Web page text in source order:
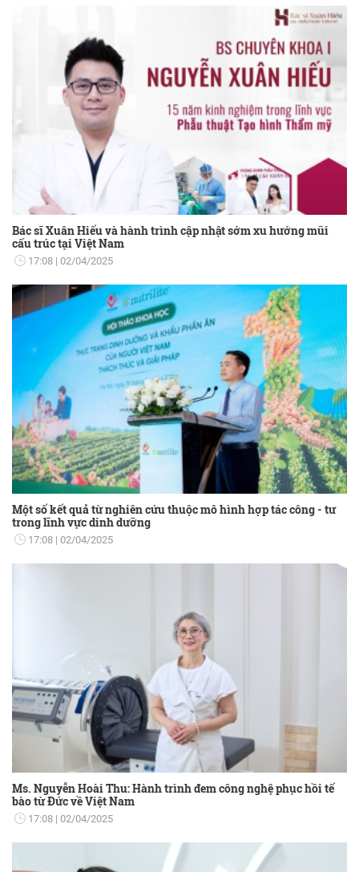
Bác sĩ Xuân Hiếu và hành trình cập nhật sớm xu hướng mũi
cấu trúc tại Việt Nam
17:08 02/04/2025
Một số kết quả từ nghiên cứu thuộc mô hình hợp tác công - tư
trong lĩnh vực dinh dưỡng
17:08 02/04/2025
Ms. Nguyễn Hoài Thu: Hành trình đem công nghệ phục hồi tế
bào từ Đức về Việt Nam
17:08 02/04/2025